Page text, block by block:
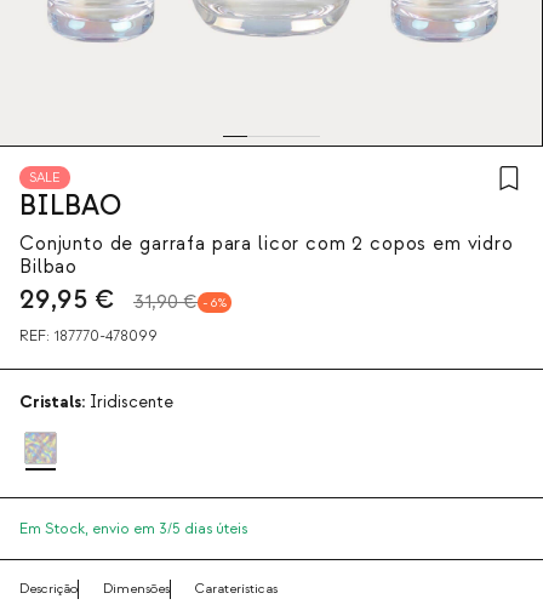
SALE
BILBAO
Conjunto de garrafa para licor com 2 copos em vidro
Bilbao
29,95 € 31,90 € 6
REF: 187770-478099
Cristals: Iridiscente
Em Stock, envio em 3/5 dias úteis
Descrição Dimensões Caraterísticas